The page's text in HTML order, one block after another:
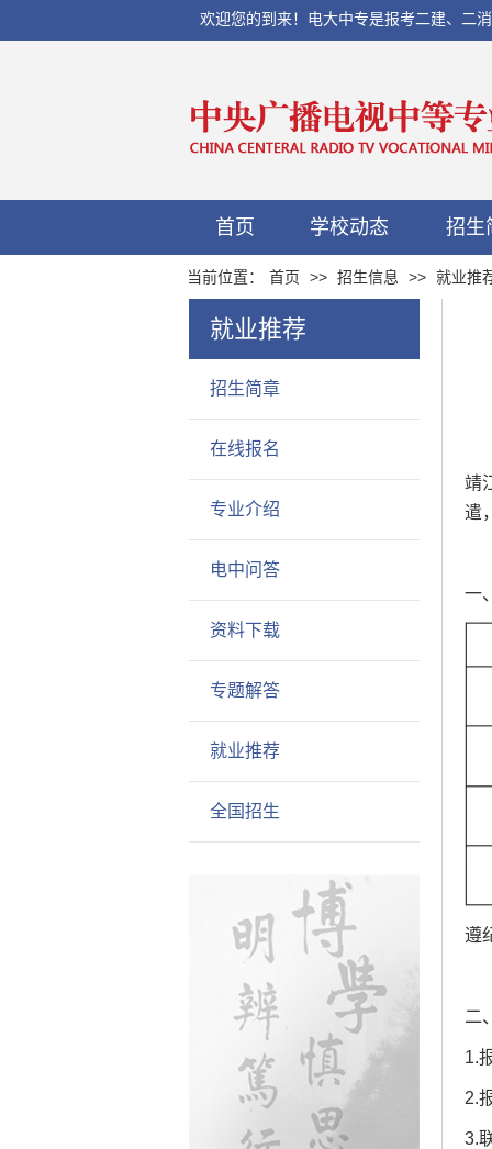
欢迎您的到来！电大中专是报考二建、二
首页 学校动态 招生
当前位置： 首页 >> 招生信息 >> 就业推
就业推荐
招生简章
在线报名
专业介绍
电中问答
资料下载
专题解答
就业推荐
全国招生
靖
遣
一
遵
二
1.
2.
3.